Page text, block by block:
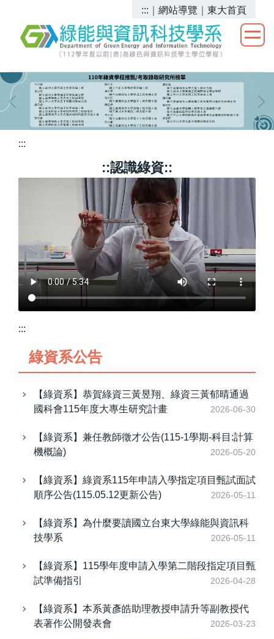
容
區
::: 網站導覽 東大首頁
:::
::認識綠資::
:::
綠資系公告
【綠資系】恭賀綠資三黃昱翔、綠資三黃郁晴通過
國科會115年度大專生研究計畫
2026-06-30
【綠資系】兼任教師徵才公告(115-1學期-科目:計算
機概論)
2026-05-20
【綠資系】綠資系115年申請入學指定項目甄試面試
順序公告(115.05.12更新公告)
2026-05-11
【綠資系】為什麼要讀國立台東大學綠能與資訊科
技學系
2026-05-11
【綠資系】115學年度申請入學第二階段指定項目甄
試準備指引
2026-04-28
【綠資系】本系黃彥皓助理教授申請升等副教授代
表著作公開發表會
2026-03-23